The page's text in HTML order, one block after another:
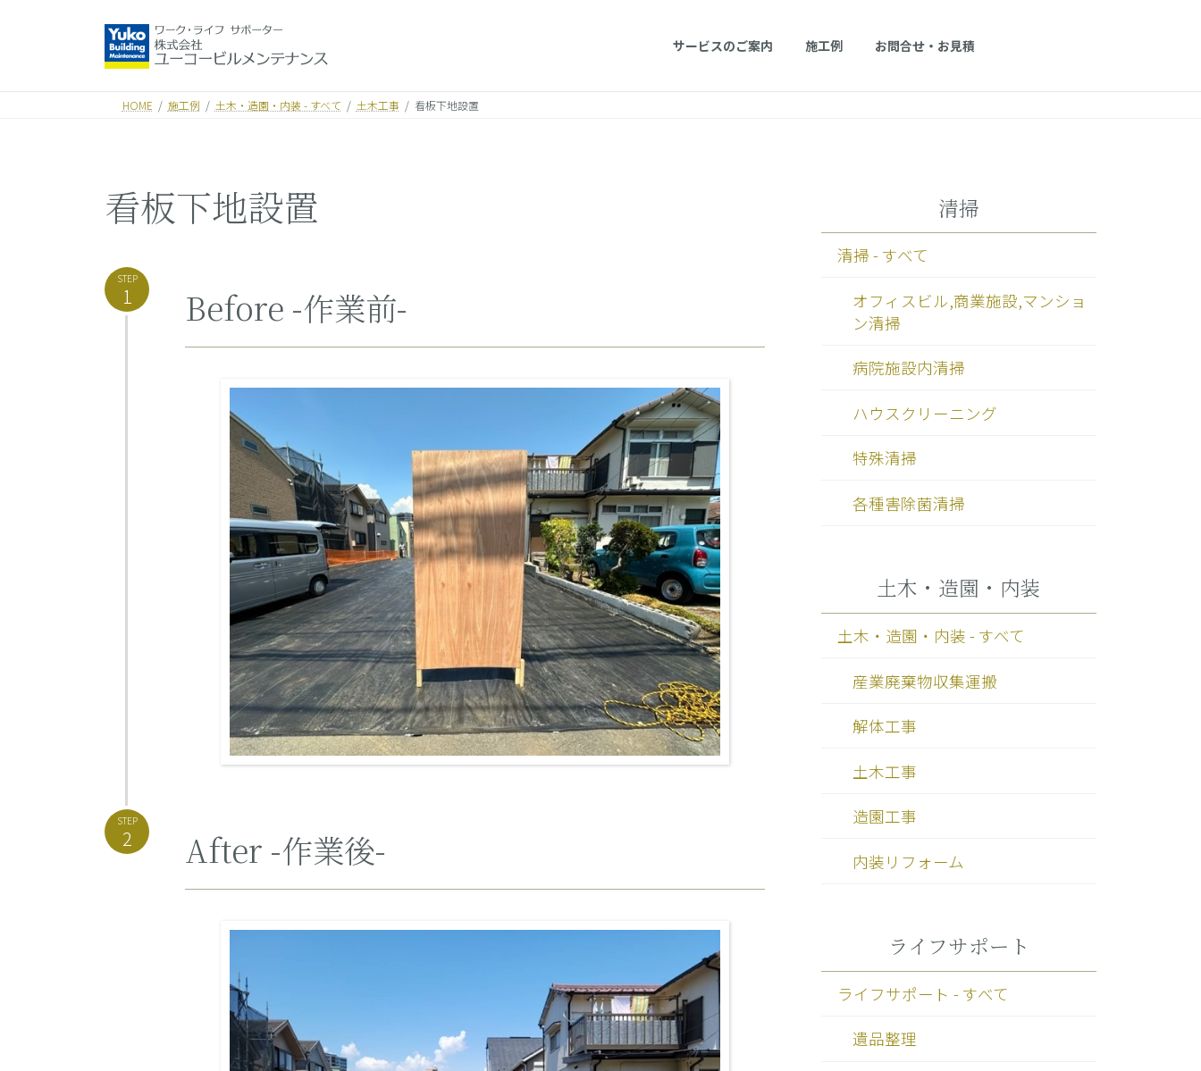
サービスのご案内 施工例 お問合せ・お見積
HOME 施工例 土木・造園・内装 - すべて 土木工事 看板下地設置
看板下地設置
Before -作業前-
STEP
1
After -作業後-
STEP
2
清掃
清掃 - すべて
オフィスビル,商業施設,マンショ
ン清掃
病院施設内清掃
ハウスクリーニング
特殊清掃
各種害除菌清掃
土木・造園・内装
土木・造園・内装 - すべて
産業廃棄物収集運搬
解体工事
土木工事
造園工事
内装リフォーム
ライフサポート
ライフサポート - すべて
遺品整理